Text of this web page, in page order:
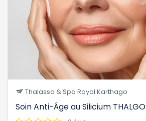
Thalasso & Spa Royal Karthago
Soin Anti-Âge au Silicium THALGO